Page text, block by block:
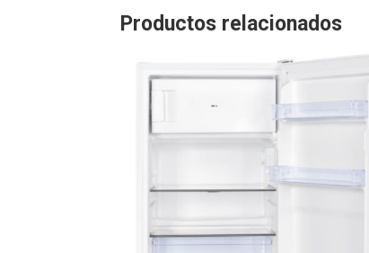
Productos relacionados